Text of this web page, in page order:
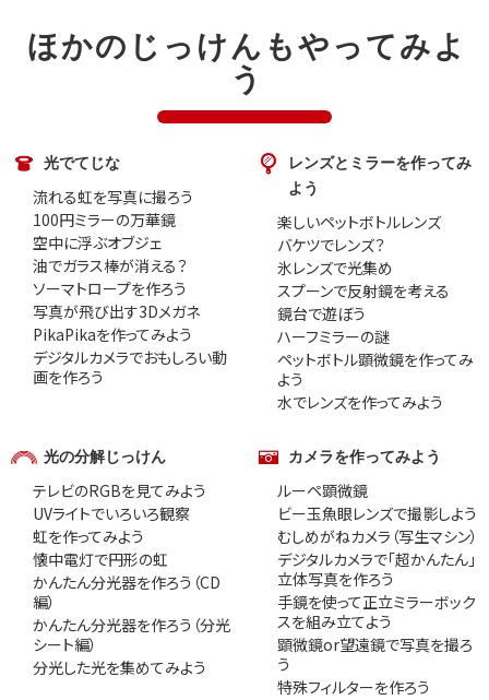
ほかのじっけんもやってみよ
う
光でてじな
流れる虹を写真に撮ろう
100円ミラーの万華鏡
空中に浮ぶオブジェ
油でガラス棒が消える？
ソーマトロープを作ろう
写真が飛び出す3Dメガネ
PikaPikaを作ってみよう
デジタルカメラでおもしろい動
画を作ろう
レンズとミラーを作ってみ
よう
楽しいペットボトルレンズ
バケツでレンズ？
氷レンズで光集め
スプーンで反射鏡を考える
鏡台で遊ぼう
ハーフミラーの謎
ペットボトル顕微鏡を作ってみ
よう
水でレンズを作ってみよう
光の分解じっけん
テレビのRGBを見てみよう
UVライトでいろいろ観察
虹を作ってみよう
懐中電灯で円形の虹
かんたん分光器を作ろう（CD
編）
かんたん分光器を作ろう（分光
シート編）
分光した光を集めてみよう
カメラを作ってみよう
ルーペ顕微鏡
ビー玉魚眼レンズで撮影しよう
むしめがねカメラ（写生マシン）
デジタルカメラで「超かんたん」
立体写真を作ろう
手鏡を使って正立ミラーボック
スを組み立てよう
顕微鏡or望遠鏡で写真を撮ろ
う
特殊フィルターを作ろう